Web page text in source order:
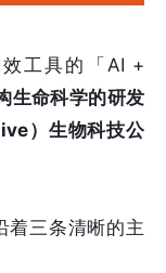
工具的「AI +
生命科学的研发
）生物科技公
着三条清晰的主